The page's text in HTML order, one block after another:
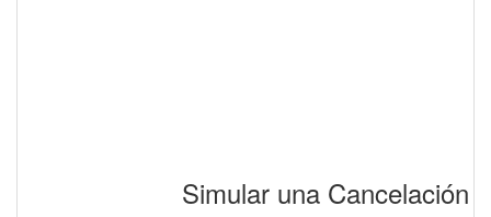
Simular una Cancelación